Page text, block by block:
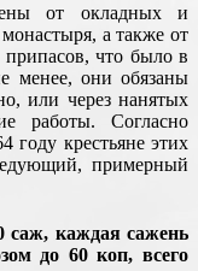
от окладных и
а также от
что было в
менее, они обязаны
или через нанятых
работы. Согласно
году крестьяне этих
примерный
саж, каждая сажень
до 60 коп, всего